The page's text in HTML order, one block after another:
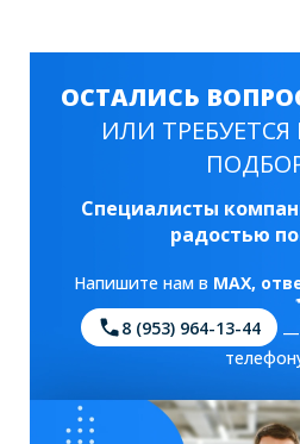
ОСТАЛИСЬ
ИЛИ
Специалисты
радостью
Напишите нам в MAX,
8 (953) 964-13-44
—